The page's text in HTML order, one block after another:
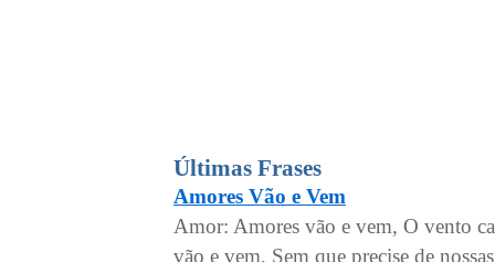
Últimas Frases
Amores Vão e Vem
Amor: Amores vão e vem, O vento
vão e vem, Sem que precise de